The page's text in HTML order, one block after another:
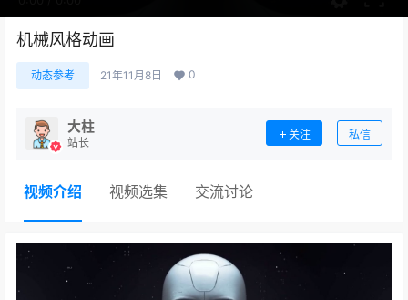
机械风格动画
动态参考 21年11月8日 0
大柱
站长
关注 私信
视频介绍 视频选集 交流讨论